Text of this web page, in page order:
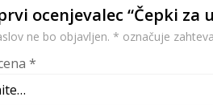
ocenjevalec “Čepki za
ne bo objavljen. * označuje
*